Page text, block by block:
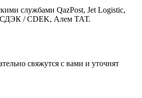
службами QazPost, Jet Logistic,
СДЭК / CDEK, Алем ТАТ.
свяжутся с вами и уточнят